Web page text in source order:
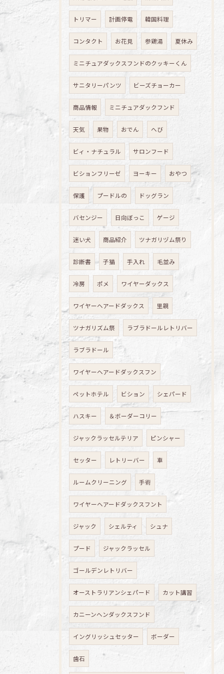
トリマー 計画停電 韓国料理
コンタクト お花見 参鶏湯 夏休み
ミニチュアダックスフンドのクッキーくん
サニタリーパンツ ビーズチョーカー
商品情報 ミニチュアダックフンド
天気 果物 おでん へび
ビィ・ナチュラル サロンフード
ビションフリーゼ ヨーキー おやつ
保護 プードルの ドッグラン
バセンジー 日向ぼっこ ゲージ
迷い犬 商品紹介 ツナガリヅム祭り
診断書 子猫 手入れ 毛並み
冷房 ポメ ワイヤーダックス
ワイヤーヘアードダックス 里親
ツナガリズム祭 ラブラドールレトリバー
ラブラドール
ワイヤーヘアードダックスフン
ペットホテル ビション シェパード
ハスキー ＆ボーダーコリー
ジャックラッセルテリア ピンシャー
セッター レトリーバー 車
ルームクリーニング 手術
ワイヤーヘアードダックスフント
ジャック シェルティ シュナ
プード ジャックラッセル
ゴールデンレトリバー
オーストラリアンシェパード カット講習
カニーンヘンダックスフンド
イングリッシュセッター ボーダー
歯石